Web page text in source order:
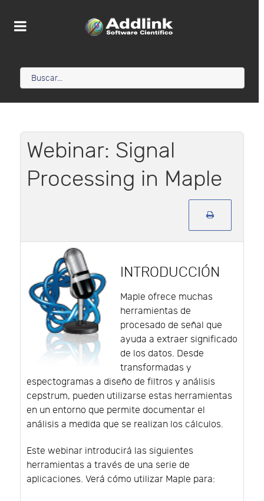
Webinar: Signal
Processing in Maple
INTRODUCCIÓN
Maple ofrece muchas
herramientas de
procesado de señal que
ayuda a extraer significado
de los datos. Desde
transformadas y
espectogramas a diseño de filtros y análisis
cepstrum, pueden utilizarse estas herramientas
en un entorno que permite documentar el
análisis a medida que se realizan los cálculos.
Este webinar introducirá las siguientes
herramientas a través de una serie de
aplicaciones. Verá cómo utilizar Maple para: